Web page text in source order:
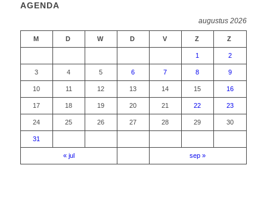
AGENDA
augustus 2026
M D W D V Z Z
1 2
3 4 5 6 7 8 9
10 11 12 13 14 15 16
17 18 19 20 21 22 23
24 25 26 27 28 29 30
31
« jul sep »